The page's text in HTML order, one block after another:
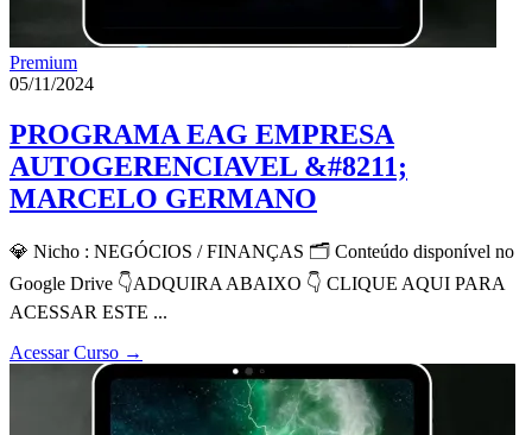
Premium
05/11/2024
PROGRAMA EAG EMPRESA
AUTOGERENCIAVEL &#8211;
MARCELO GERMANO
💎 Nicho : NEGÓCIOS / FINANÇAS 🗂 Conteúdo disponível no
Google Drive 👇ADQUIRA ABAIXO 👇 CLIQUE AQUI PARA
ACESSAR ESTE ...
Acessar Curso →